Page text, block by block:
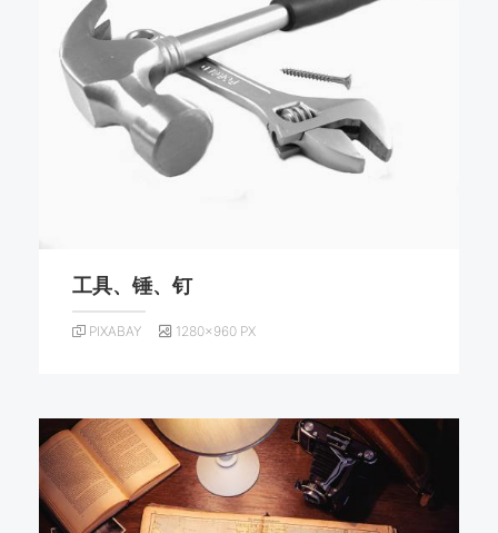
工具、锤、钉
PIXABAY 1280×960 PX